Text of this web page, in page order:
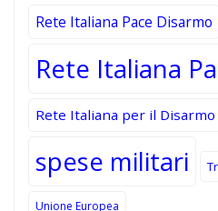
Rete Italiana Pace Disarmo
Rete Italiana
Rete Italiana per il Disarmo
spese militari
Unione Europea